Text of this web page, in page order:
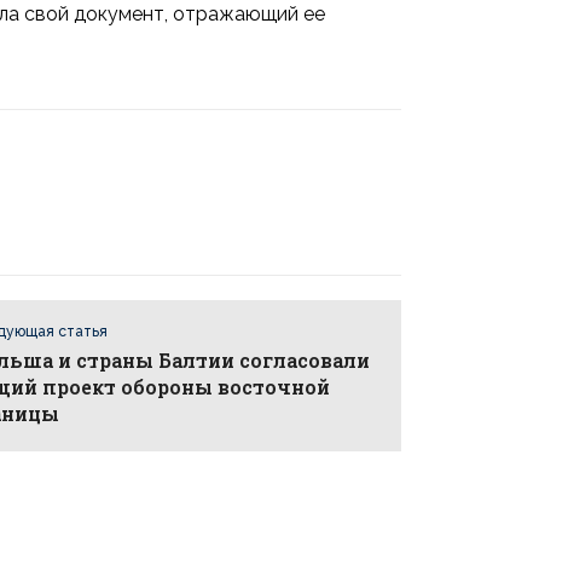
свой документ, отражающий ее
статья
и страны Балтии согласовали
проект обороны восточной